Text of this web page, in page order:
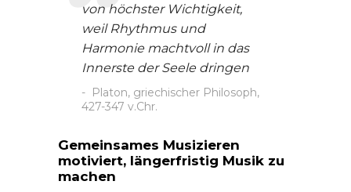
von höchster Wichtigkeit,
weil Rhythmus und
Harmonie machtvoll in das
Innerste der Seele dringen
Platon, griechischer Philosoph,
427-347 v.Chr.
Gemeinsames Musizieren
motiviert, längerfristig Musik zu
machen